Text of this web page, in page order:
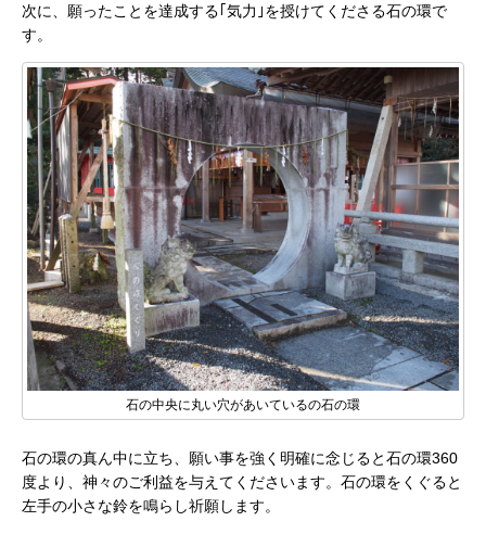
次に、願ったことを達成する｢気力｣を授けてくださる石の環で
す。
石の中央に丸い穴があいているの石の環
石の環の真ん中に立ち、願い事を強く明確に念じると石の環360
度より、神々のご利益を与えてくださいます。石の環をくぐると
左手の小さな鈴を鳴らし祈願します。